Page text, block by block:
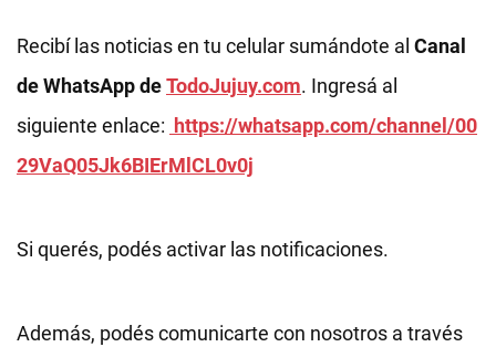
Recibí las noticias en tu celular sumándote al Canal
de WhatsApp deTodoJujuy.com. Ingresá al
siguiente enlace: https://whatsapp.com/channel/00
29VaQ05Jk6BIErMlCL0v0j
Si querés, podés activar las notificaciones.
Además, podés comunicarte con nosotros a través